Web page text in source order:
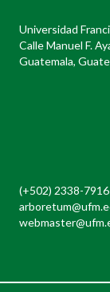
Universidad
Calle Manuel F.
Guatemala,
(+502) 2338-7916